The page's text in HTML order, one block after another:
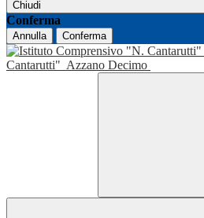
Chiudi
Conferma
Annulla Conferma
Cantarutti" Azzano Decimo